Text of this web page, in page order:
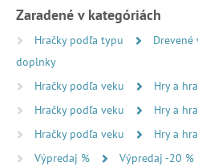
Zaradené v kategóriách
Hračky podľa typu
doplnky
Hračky podľa veku
Hry a
Hračky podľa veku
Hry a
Hračky podľa veku
Hry a
Výpredaj %
Výpredaj -20 %